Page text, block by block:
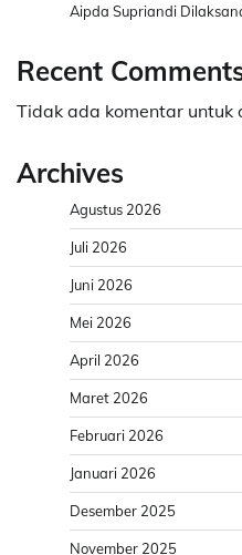
Aipda Supriandi
Recent
Tidak ada komentar untuk
Archives
Agustus 2026
Juli 2026
Juni 2026
Mei 2026
April 2026
Maret 2026
Februari 2026
Januari 2026
Desember 2025
November 2025